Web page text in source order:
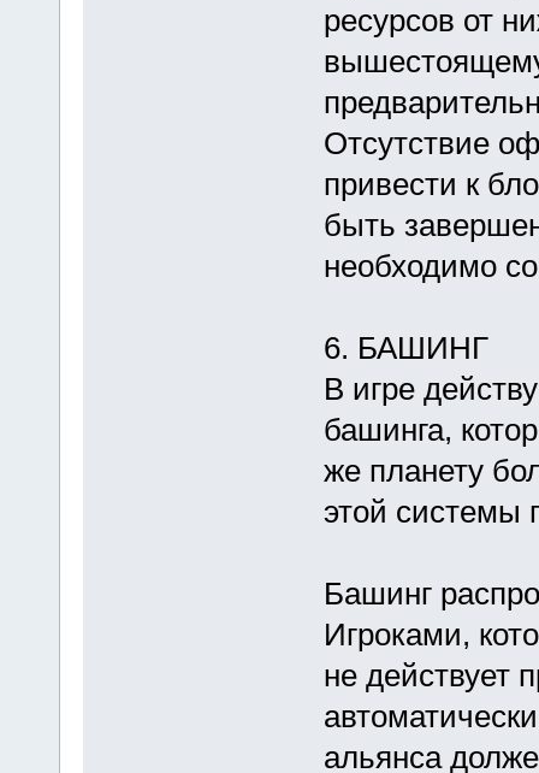
ресурсов от
Отсутствие
привести к
быть
необходимо
6. БАШИНГ
В игре
башинга,
же планету
этой системы
Башинг
Игроками,
не действует
альянса